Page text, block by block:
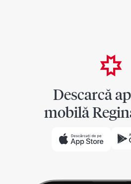
Descarcă
mobilă